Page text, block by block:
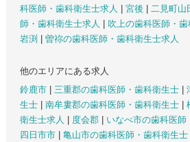
科医師・歯科衛生士求人
宮後 二見町山
師・歯科衛生士求人
吹上の歯科医師・
岩渕
曽祢の歯科医師・歯科衛生士求人
他のエリアにある求人
鈴鹿市
三重郡の歯科医師・歯科衛生士
生士
南牟婁郡の歯科医師・歯科衛生士
衛生士求人
度会郡 いなべ市の歯科医師
四日市市
亀山市の歯科医師・歯科衛生士